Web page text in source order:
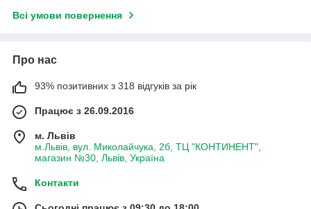
Всі умови повернення
Про нас
93% позитивних з 318 відгуків за рік
Працює з 26.09.2016
м. Львів
м.Львів, вул. Миколайчука, 2б, ТЦ "КОНТИНЕНТ",
магазин №30, Львів, Україна
Контакти